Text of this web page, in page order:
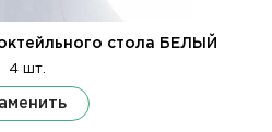
стола БЕЛЫЙ
4 шт.